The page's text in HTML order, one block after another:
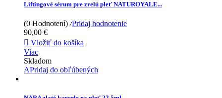
Liftingové sérum pre zrelú pleť NATUROYALE...
(0 Hodnotení) /Pridaj hodnotenie
90,00 €
 Vložiť do košíka
Viac
Skladom
APridaj do obľúbených